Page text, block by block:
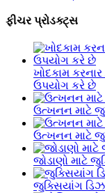
ફીચર પ્રોડક્ટ્સ
ખોદકામ કરનાર
ઉપયોગ કરે છે
ઉત્ખનન માટે
ઉત્ખનન માટે
જોડાણો માટે
જુક્સિયાંગ